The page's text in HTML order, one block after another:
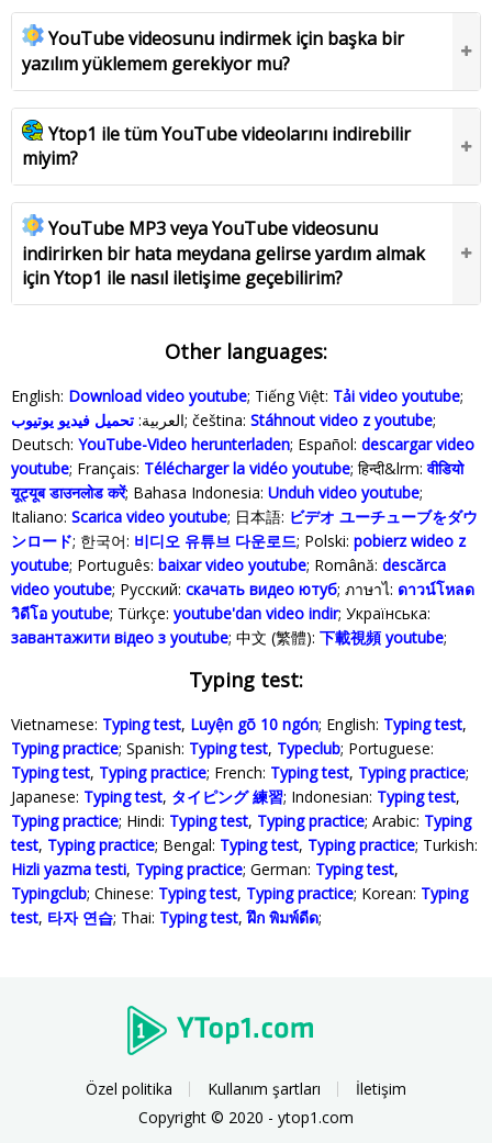
YouTube videosunu indirmek için başka bir
yazılım yüklemem gerekiyor mu?
Ytop1 ile tüm YouTube videolarını indirebilir
miyim?
YouTube MP3 veya YouTube videosunu
indirirken bir hata meydana gelirse yardım almak
için Ytop1 ile nasıl iletişime geçebilirim?
Other languages:
English: Download video youtube; Tiếng Việt: Tải video youtube;
العربية: تحميل فيديو يوتيوب ; čeština: Stáhnout video z youtube;
Deutsch: YouTube-Video herunterladen; Español: descargar video
youtube; Français: Télécharger la vidéo youtube; हिन्दी&lrm:वीडियो
यूट्यूब डाउनलोड करें; Bahasa Indonesia‬: Unduh video youtube;
Italiano: Scarica video youtube; 日本語: ビデオ ユーチューブをダウ
ンロード; 한국어: 비디오 유튜브 다운로드; Polski‎: pobierz wideo z
youtube; Português: baixar video youtube; Română: descărca
video youtube; Русский: скачать видео ютуб; ภาษาไ: ดาวน์โหลด
วิดีโอ youtube; Türkçe‬: youtube'dan video indir; Українська‬:
завантажити відео з youtube; 中文 (繁體): 下載視頻 youtube;
Typing test:
Vietnamese: Typing test, Luyện gõ 10 ngón; English: Typing test,
Typing practice; Spanish: Typing test, Typeclub; Portuguese:
Typing test, Typing practice; French: Typing test, Typing practice;
Japanese: Typing test, タイピング 練習; Indonesian: Typing test,
Typing practice; Hindi: Typing test, Typing practice; Arabic: Typing
test, Typing practice; Bengal: Typing test, Typing practice; Turkish:
Hizli yazma testi, Typing practice; German: Typing test,
Typingclub; Chinese: Typing test, Typing practice; Korean: Typing
test, 타자 연습; Thai: Typing test,ฝึก พิมพ์ดีด;
Özel politika Kullanım şartları
İletişim
Copyright © 2020 - ytop1.com